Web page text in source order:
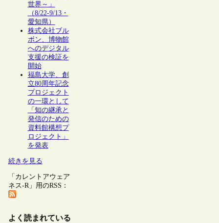
世界～」
（8/22-9/13・
愛知県）
株式会社ブル
ボン、博物館
へのデジタル
支援の検証を
開始
福島大学、創
立80周年記念
プロジェクト
の一環として
「知の継承と
発信のための
資料館構想プ
ロジェクト」
を発表
続きを見る
「カレントアウェア
ネス-R」用のRSS：
よく読まれている